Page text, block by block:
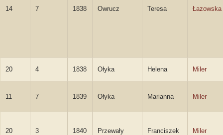
14 7 1838 Owrucz Teresa Łazowska
20 4 1838 Ołyka Helena Miler
11 7 1839 Ołyka Marianna Miler
20 3 1840 Przewały Franciszek Miler